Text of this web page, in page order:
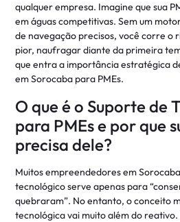
qualquer empresa. Imagine que sua
em águas competitivas. Sem um
de navegação precisos, você corre o
pior, naufragar diante da primeira
que entra a importância estratégica
em Sorocaba para PMEs.
O que é o Suporte de
para PMEs e por que
precisa dele?
Muitos empreendedores em
tecnológico serve apenas para
quebraram”. No entanto, o conceito
tecnológica vai muito além do